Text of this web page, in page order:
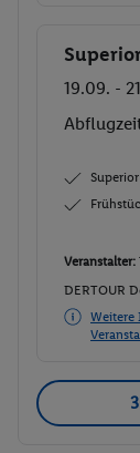
Buchen
19.09. -
Veranstalter:
DERTOUR
Weitere